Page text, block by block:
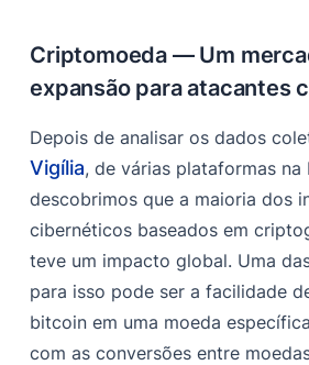
Criptomoeda — Um
expansão para atacantes
Depois de analisar os dados
Vigília, de várias plataformas na
descobrimos que a maioria dos
cibernéticos baseados em
teve um impacto global. Uma
para isso pode ser a facilidade
bitcoin em uma moeda
com as conversões entre